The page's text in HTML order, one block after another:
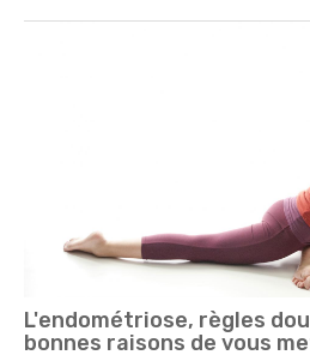
L'endométriose, règles
bonnes raisons de vous